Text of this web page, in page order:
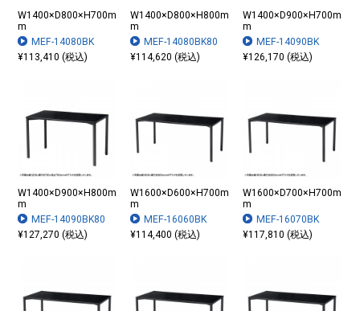
W1400×D800×H700m
m
MEF-14080BK
¥113,410 (税込)
W1400×D800×H800m
m
MEF-14080BK80
¥114,620 (税込)
W1400×D900×H700m
m
MEF-14090BK
¥126,170 (税込)
W1400×D900×H800m
m
MEF-14090BK80
¥127,270 (税込)
W1600×D600×H700m
m
MEF-16060BK
¥114,400 (税込)
W1600×D700×H700m
m
MEF-16070BK
¥117,810 (税込)